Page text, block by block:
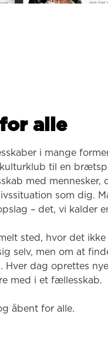
alle
i mange
til en
med mennesker,
som dig.
– det, vi kalder
sted, hvor det ikke
selv, men om at
dag oprettes
med i et fællesskab.
åbent for alle.